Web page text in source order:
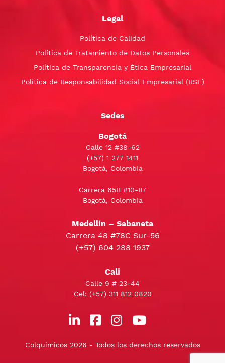
Legal
Política de Calidad
Política de Tratamiento de Datos Personales
Política de Transparencia y Ética Empresarial
Política de Responsabilidad Social Empresarial (RSE)
Sedes
Bogotá
Calle 12 #38-62
(+57) 1 277 1411
Bogotá, Colombia
Carrera 65B #10-87
Bogotá, Colombia
Medellín – Sabaneta
Carrera 48 #78C Sur-56
(+57) 604 288 1937
Cali
Calle 9 # 23-44
Cel: (+57) 311 812 0820
Colquimicos 2026 - Todos los derechos reservados